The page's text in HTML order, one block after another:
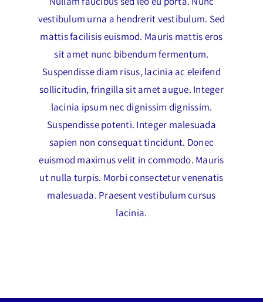
vestibulum urna a hendrerit vestibulum. Sed
mattis facilisis euismod. Mauris mattis eros
sit amet nunc bibendum fermentum.
Suspendisse diam risus, lacinia ac eleifend
sollicitudin, fringilla sit amet augue. Integer
lacinia ipsum nec dignissim dignissim.
Suspendisse potenti. Integer malesuada
sapien non consequat tincidunt. Donec
euismod maximus velit in commodo. Mauris
ut nulla turpis. Morbi consectetur venenatis
malesuada. Praesent vestibulum cursus
lacinia.